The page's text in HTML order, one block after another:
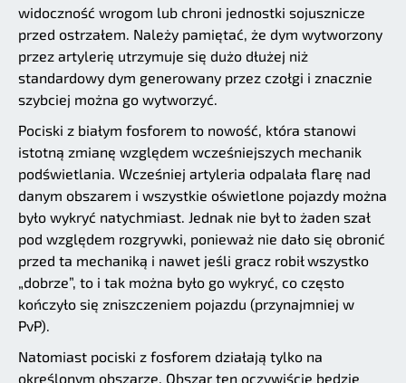
widoczność wrogom lub chroni jednostki sojusznicze
przed ostrzałem. Należy pamiętać, że dym wytworzony
przez artylerię utrzymuje się dużo dłużej niż
standardowy dym generowany przez czołgi i znacznie
szybciej można go wytworzyć.
Pociski z białym fosforem to nowość, która stanowi
istotną zmianę względem wcześniejszych mechanik
podświetlania. Wcześniej artyleria odpalała flarę nad
danym obszarem i wszystkie oświetlone pojazdy można
było wykryć natychmiast. Jednak nie był to żaden szał
pod względem rozgrywki, ponieważ nie dało się obronić
przed ta mechaniką i nawet jeśli gracz robił wszystko
„dobrze”, to i tak można było go wykryć, co często
kończyło się zniszczeniem pojazdu (przynajmniej w
PvP).
Natomiast pociski z fosforem działają tylko na
określonym obszarze. Obszar ten oczywiście będzie